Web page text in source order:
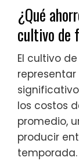
¿Qué
cultivo de
El cultivo
los costos
promedio,
producir
temporada.